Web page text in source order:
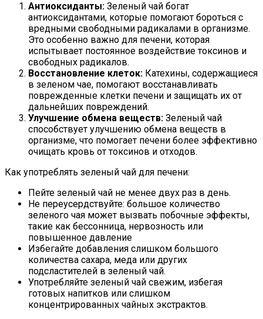
Антиоксиданты: Зеленый чай богат
антиоксидантами, которые помогают бороться с
вредными свободными радикалами в организме.
Это особенно важно для печени, которая
испытывает постоянное воздействие токсинов и
свободных радикалов.
Восстановление клеток: Катехины, содержащиеся
в зеленом чае, помогают восстанавливать
поврежденные клетки печени и защищать их от
дальнейших повреждений.
Улучшение обмена веществ: Зеленый чай
способствует улучшению обмена веществ в
организме, что помогает печени более эффективно
очищать кровь от токсинов и отходов.
Как употреблять зеленый чай для печени:
Пейте зеленый чай не менее двух раз в день.
Не переусердствуйте: большое количество
зеленого чая может вызвать побочные эффекты,
такие как бессонница, нервозность или
повышенное давление
Избегайте добавления слишком большого
количества сахара, меда или других
подсластителей в зеленый чай.
Употребляйте зеленый чай свежим, избегая
готовых напитков или слишком
концентрированных чайных экстрактов.